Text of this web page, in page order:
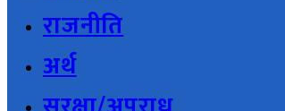
राजनीति
अर्थ